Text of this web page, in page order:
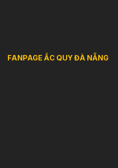
FANPAGE ẮC QUY ĐÀ NẴNG